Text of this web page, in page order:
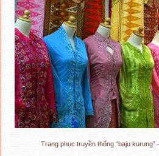
Trang phục truyền thống “baju kurung”